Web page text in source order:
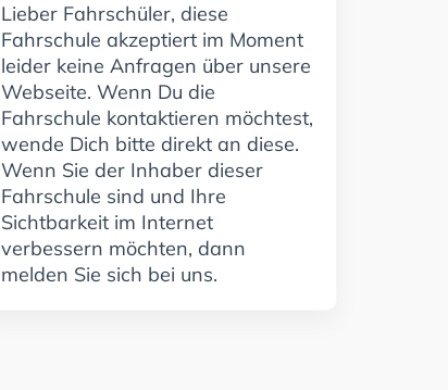
Lieber Fahrschüler, diese
Fahrschule akzeptiert im Moment
leider keine Anfragen über unsere
Webseite. Wenn Du die
Fahrschule kontaktieren möchtest,
wende Dich bitte direkt an diese.
Wenn Sie der Inhaber dieser
Fahrschule sind und Ihre
Sichtbarkeit im Internet
verbessern möchten, dann
melden Sie sich bei uns.